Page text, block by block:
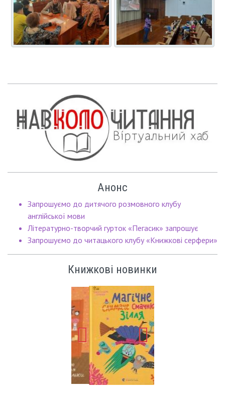
Анонс
Запрошуємо до дитячого розмовного клубу
англійської мови
Літературно-творчий гурток «Пегасик» запрошує
Запрошуємо до читацького клубу «Книжкові серфери»
Книжкові новинки